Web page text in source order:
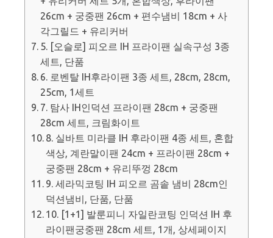
26cm + 궁중팬 26cm + 편수냄비 18cm + 사
각그릴드 + 유리커버
5. [오슬로] 피오르 IH 프라이팬 실속구성 3종
세트, 단품
6. 로벤탈 IH후라이팬 3종 세트, 28cm, 28cm,
25cm, 1세트
7. 탐사 IH인덕션 프라이팬 28cm + 궁중팬
28cm 세트, 크림화이트
8. 실바트 미라클 IH 후라이팬 4종 세트, 혼합
색상, 계란말이팬 24cm + 프라이팬 28cm +
궁중팬 28cm + 유리뚜껑 28cm
9. 세라믹코팅 IH 피오르 곰솥 냄비 28cm인
덕션냄비, 단품, 단품
10. [1+1] 발룬피니 자일란코팅 인덕션 IH 후
라이팬궁중팬 28cm 세트, 1개, 상세페이지